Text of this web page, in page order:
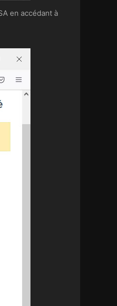
en accédant à